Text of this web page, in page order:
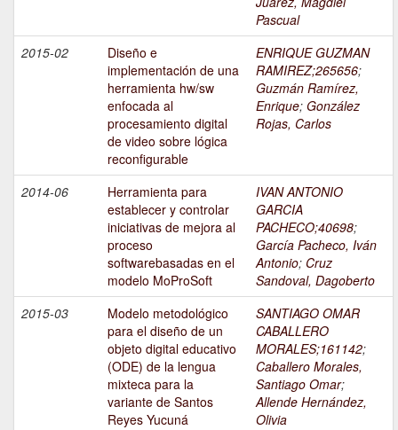
Pascual
2015-02
Diseño e
implementación de una
herramienta hw/sw
enfocada al
procesamiento digital
de video sobre lógica
reconfigurable
ENRIQUE GUZMAN
RAMIREZ;265656;
Guzmán Ramírez,
Enrique; González
Rojas, Carlos
2014-06
Herramienta para
establecer y controlar
iniciativas de mejora al
proceso
softwarebasadas en el
modelo MoProSoft
IVAN ANTONIO
GARCIA
PACHECO;40698;
García Pacheco, Iván
Antonio; Cruz
Sandoval, Dagoberto
2015-03
Modelo metodológico
para el diseño de un
objeto digital educativo
(ODE) de la lengua
mixteca para la
variante de Santos
Reyes Yucuná
SANTIAGO OMAR
CABALLERO
MORALES;161142;
Caballero Morales,
Santiago Omar;
Allende Hernández,
Olivia